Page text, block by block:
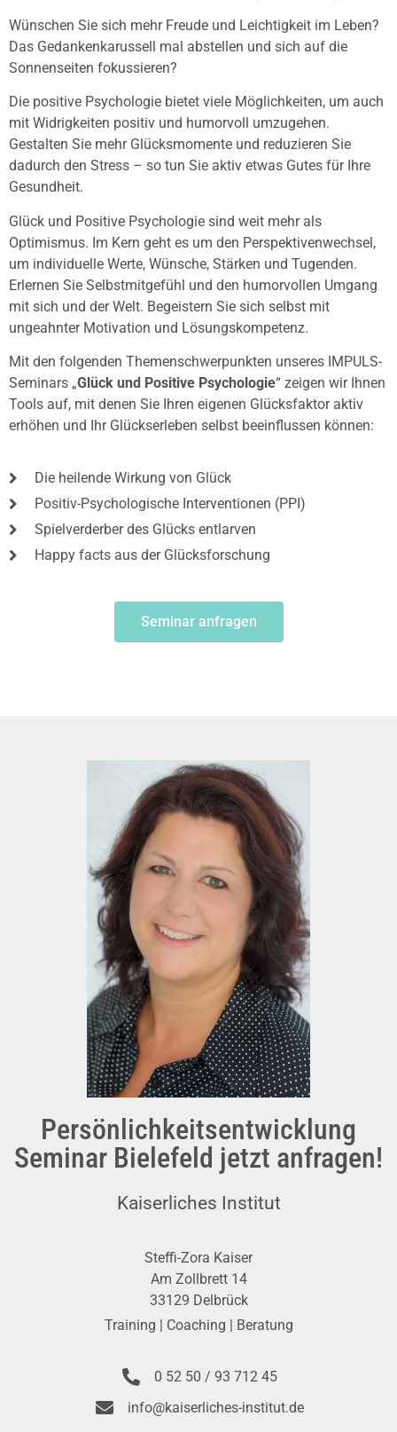
Wünschen Sie sich mehr Freude und Leichtigkeit im Leben?
Das Gedankenkarussell mal abstellen und sich auf die
Sonnenseiten fokussieren?
Die positive Psychologie bietet viele Möglichkeiten, um auch
mit Widrigkeiten positiv und humorvoll umzugehen.
Gestalten Sie mehr Glücksmomente und reduzieren Sie
dadurch den Stress – so tun Sie aktiv etwas Gutes für Ihre
Gesundheit.
Glück und Positive Psychologie sind weit mehr als
Optimismus. Im Kern geht es um den Perspektivenwechsel,
um individuelle Werte, Wünsche, Stärken und Tugenden.
Erlernen Sie Selbstmitgefühl und den humorvollen Umgang
mit sich und der Welt. Begeistern Sie sich selbst mit
ungeahnter Motivation und Lösungskompetenz.
Mit den folgenden Themenschwerpunkten unseres IMPULS-
Seminars „Glück und Positive Psychologie“ zeigen wir Ihnen
Tools auf, mit denen Sie Ihren eigenen Glücksfaktor aktiv
erhöhen und Ihr Glückserleben selbst beeinflussen können:
Die heilende Wirkung von Glück
Positiv-Psychologische Interventionen (PPI)
Spielverderber des Glücks entlarven
Happy facts aus der Glücksforschung
Seminar anfragen
Persönlichkeitsentwicklung
Seminar Bielefeld jetzt anfragen!
Kaiserliches Institut
Steffi-Zora Kaiser
Am Zollbrett 14
33129 Delbrück
Training | Coaching | Beratung
0 52 50 / 93 712 45
info@kaiserliches-institut.de